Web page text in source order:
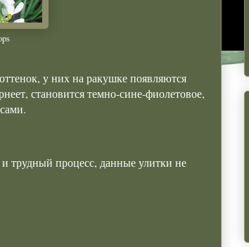
у них на ракушке появляются
становится темно-сине-фиолетовое,
трудный процесс, данные улитки не